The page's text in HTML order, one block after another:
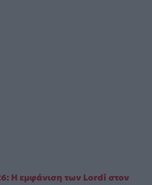
Η εμφάνιση των Lordi στον